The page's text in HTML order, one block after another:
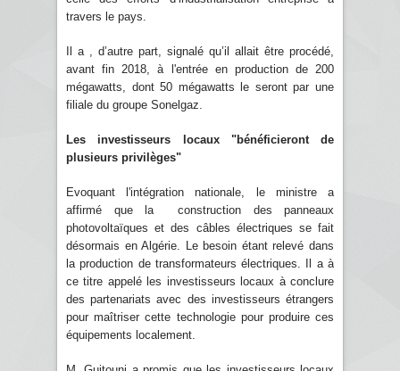
travers le pays.
Il a , d’autre part, signalé qu’il allait être procédé,
avant fin 2018, à l'entrée en production de 200
mégawatts, dont 50 mégawatts le seront par une
filiale du groupe Sonelgaz.
Les investisseurs locaux "bénéficieront de
plusieurs privilèges"
Evoquant l'intégration nationale, le ministre a
affirmé que la construction des panneaux
photovoltaïques et des câbles électriques se fait
désormais en Algérie. Le besoin étant relevé dans
la production de transformateurs électriques. Il a à
ce titre appelé les investisseurs locaux à conclure
des partenariats avec des investisseurs étrangers
pour maîtriser cette technologie pour produire ces
équipements localement.